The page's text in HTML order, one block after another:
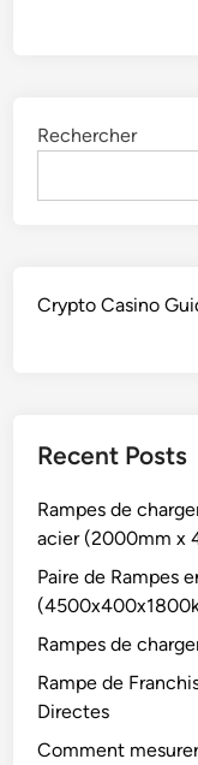
Rechercher
Crypto Casino
Recent Posts
Rampes de
acier (2000mm x
Paire de Rampes
Rampes de
Rampe de
Directes
Comment